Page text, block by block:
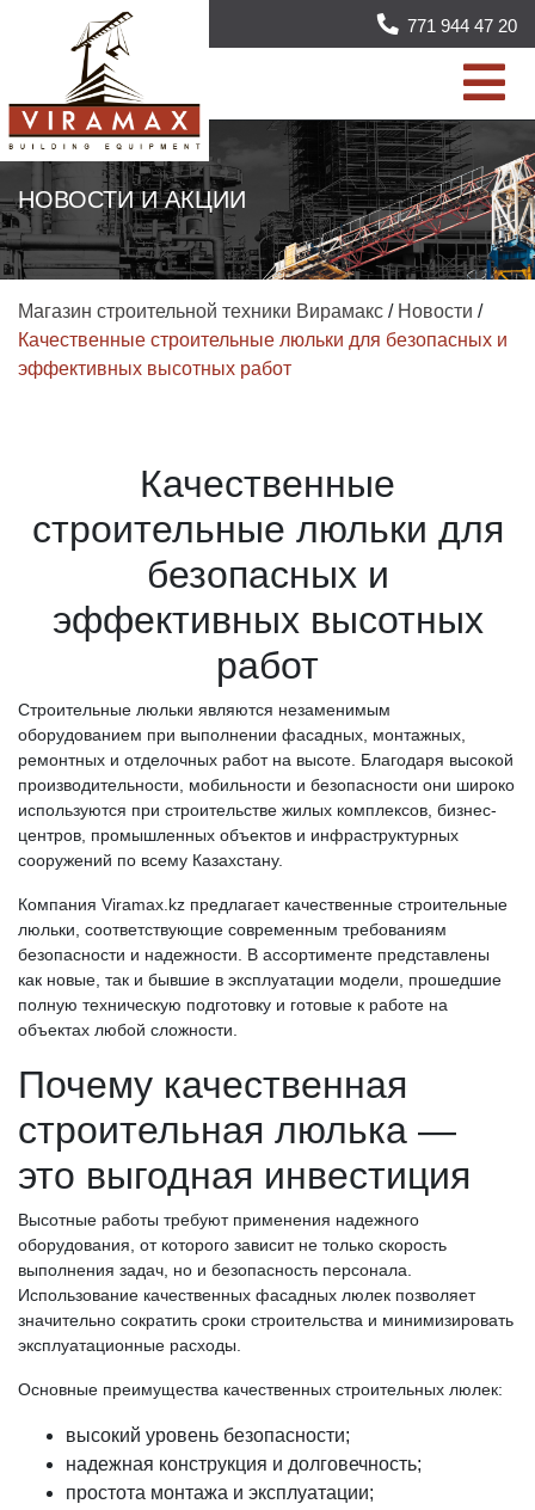
771 944 47 20
НОВОСТИ И АКЦИИ
Магазин строительной техники Вирамакс / Новости /
Качественные строительные люльки для безопасных и
эффективных высотных работ
Качественные
строительные люльки для
безопасных и
эффективных высотных
работ
Строительные люльки являются незаменимым
оборудованием при выполнении фасадных, монтажных,
ремонтных и отделочных работ на высоте. Благодаря высокой
производительности, мобильности и безопасности они широко
используются при строительстве жилых комплексов, бизнес-
центров, промышленных объектов и инфраструктурных
сооружений по всему Казахстану.
Компания Viramax.kz предлагает качественные строительные
люльки, соответствующие современным требованиям
безопасности и надежности. В ассортименте представлены
как новые, так и бывшие в эксплуатации модели, прошедшие
полную техническую подготовку и готовые к работе на
объектах любой сложности.
Почему качественная
строительная люлька —
это выгодная инвестиция
Высотные работы требуют применения надежного
оборудования, от которого зависит не только скорость
выполнения задач, но и безопасность персонала.
Использование качественных фасадных люлек позволяет
значительно сократить сроки строительства и минимизировать
эксплуатационные расходы.
Основные преимущества качественных строительных люлек:
высокий уровень безопасности;
надежная конструкция и долговечность;
простота монтажа и эксплуатации;